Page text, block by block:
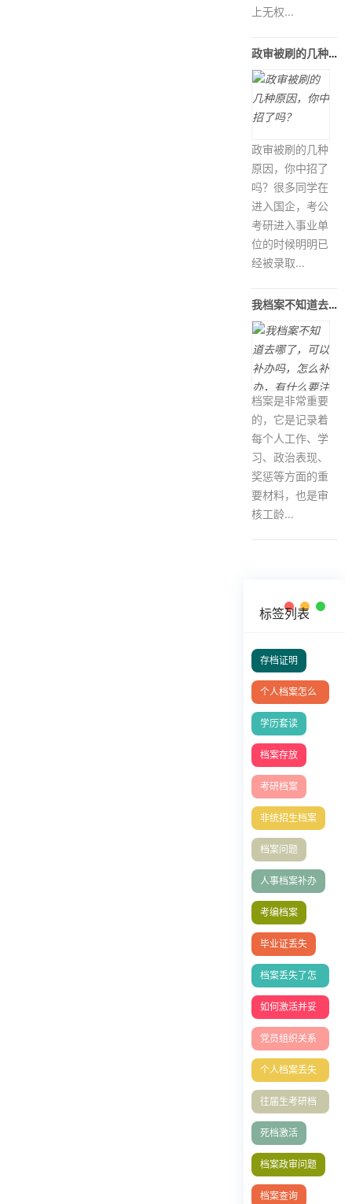
上无权...
政审被刷的几种原因，你中招了吗？
政审被刷的几种
原因，你中招了
吗？很多同学在
进入国企，考公
考研进入事业单
位的时候明明已
经被录取...
我档案不知道去哪了，可以补办吗，怎么
档案是非常重要
的，它是记录着
每个人工作、学
习、政治表现、
奖惩等方面的重
要材料，也是审
核工龄...
标签列表
存档证明
个人档案怎么
放到人社局？
学历套读
档案存放
考研档案
非统招生档案
档案问题
人事档案补办
考编档案
毕业证丢失
档案丢失了怎
么办
如何激活并妥
善托管档案
党员组织关系
转移
个人档案丢失
如何补办
往届生考研档
案问题
死档激活
档案政审问题
档案查询